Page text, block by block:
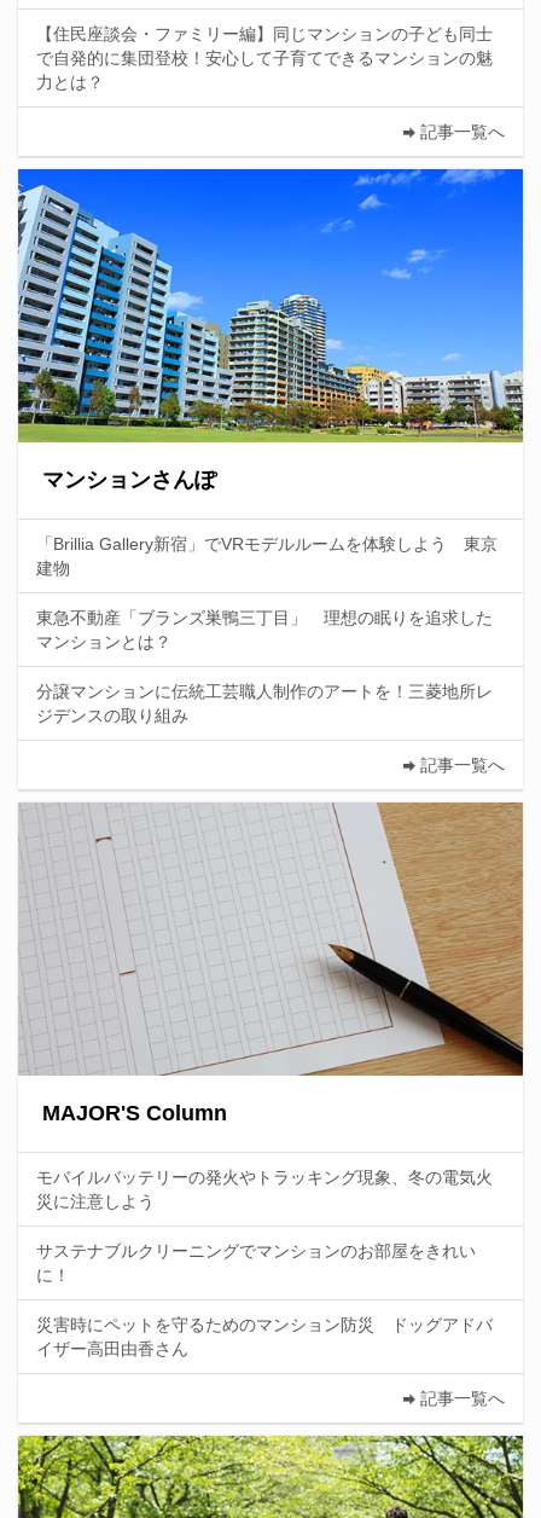
【住民座談会・ファミリー編】同じマンションの子ども同士
で自発的に集団登校！安心して子育てできるマンションの魅
力とは？
記事一覧へ
マンションさんぽ
「Brillia Gallery新宿」でVRモデルルームを体験しよう 東京
建物
東急不動産「ブランズ巣鴨三丁目」 理想の眠りを追求した
マンションとは？
分譲マンションに伝統工芸職人制作のアートを！三菱地所レ
ジデンスの取り組み
記事一覧へ
MAJOR'S Column
モバイルバッテリーの発火やトラッキング現象、冬の電気火
災に注意しよう
サステナブルクリーニングでマンションのお部屋をきれい
に！
災害時にペットを守るためのマンション防災 ドッグアドバ
イザー高田由香さん
記事一覧へ